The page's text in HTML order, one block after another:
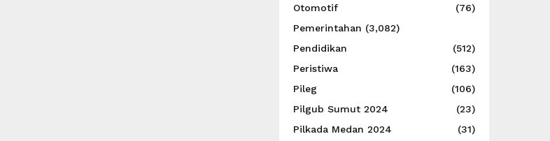
Otomotif
(76)
Pemerintahan (3,082)
Pendidikan
(512)
Peristiwa
(163)
Pileg
(106)
Pilgub Sumut 2024
(23)
Pilkada Medan 2024
(31)